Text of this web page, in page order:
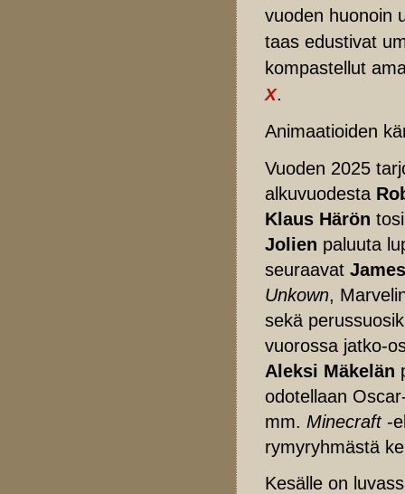
vuoden huonoin
taas edustivat
kompastellut
X.
Animaatioiden
Vuoden 2025
alkuvuodesta
Klaus Härön
Jolien paluuta
seuraavat
Unkown,
sekä
vuorossa jatko-
Aleksi Mäkelän
odotellaan
mm. Minecraft-
rymyryhmästä
Kesälle on